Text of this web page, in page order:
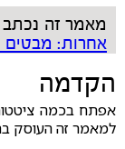
מאמר זה נכתב
אחרות: מבטים
הקדמה
אפתח בכמה
למאמר זה העוסק